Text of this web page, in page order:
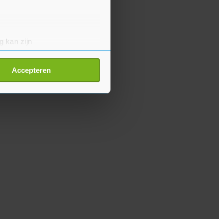
kan zijn
detailgedeelte
cookiepagina kun je
Accepteren